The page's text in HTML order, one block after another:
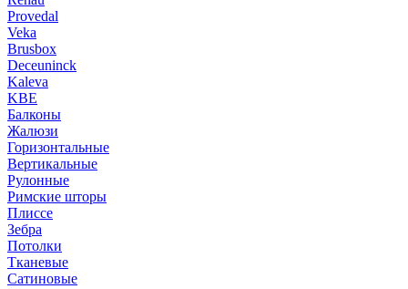
Provedal
Veka
Brusbox
Deceuninck
Kaleva
KBE
Балконы
Жалюзи
Горизонтальные
Вертикальные
Рулонные
Римские шторы
Плиссе
Зебра
Потолки
Тканевые
Сатиновые